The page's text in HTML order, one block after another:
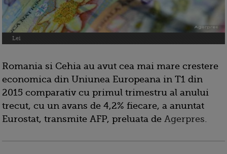
Lei
Romania si Cehia au avut cea mai mare crestere
economica din Uniunea Europeana in T1 din
2015 comparativ cu primul trimestru al anului
trecut, cu un avans de 4,2% fiecare, a anuntat
Eurostat, transmite AFP, preluata de Agerpres.